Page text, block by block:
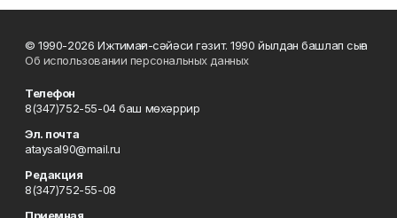
© 1990-2026 Ижтимағи-сәйәси гәзит. 1990 йылдан башлап сыға
Об использовании персональных данных
Телефон
8(347)752-55-04 баш мөхәррир
Эл. почта
ataysal90@mail.ru
Редакция
8(347)752-55-08